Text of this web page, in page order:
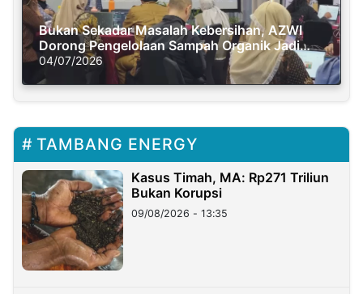
Bukan Sekadar Masalah Kebersihan, AZWI
Dorong Pengelolaan Sampah Organik Jadi
Solusi Krisis Iklim
04/07/2026
TAMBANG ENERGY
Kasus Timah, MA: Rp271 Triliun
Bukan Korupsi
09/08/2026 - 13:35